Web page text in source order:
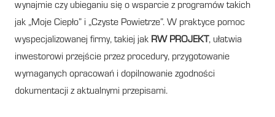
wynajmie czy ubieganiu się o wsparcie z programów takich
jak „Moje Ciepło” i „Czyste Powietrze”. W praktyce pomoc
wyspecjalizowanej firmy, takiej jak RW PROJEKT, ułatwia
inwestorowi przejście przez procedury, przygotowanie
wymaganych opracowań i dopilnowanie zgodności
dokumentacji z aktualnymi przepisami.